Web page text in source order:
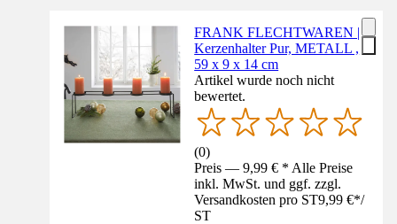
FRANK FLECHTWAREN |
Kerzenhalter Pur, METALL ,
59 x 9 x 14 cm
Artikel wurde noch nicht
bewertet.
(0)
Preis — 9,99 € * Alle Preise
inkl. MwSt. und ggf. zzgl.
Versandkosten pro ST9,99 €*/
ST